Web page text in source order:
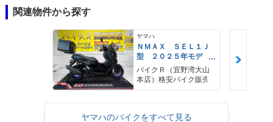
関連物件から探す
ヤマハ
ＮＭＡＸ ＳＥＬ１Ｊ
型 ２０２５年モデ
ル ＡＢＳ キーレ
ス リアキャリア リ
アＢＯＸ
バイクＲ（宜野湾大山
本店）格安バイク販売
ヤマハのバイクをすべて見る